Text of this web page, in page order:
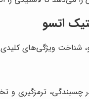
اتسو
شناخت ویژگی‌های
ترمزگیری و